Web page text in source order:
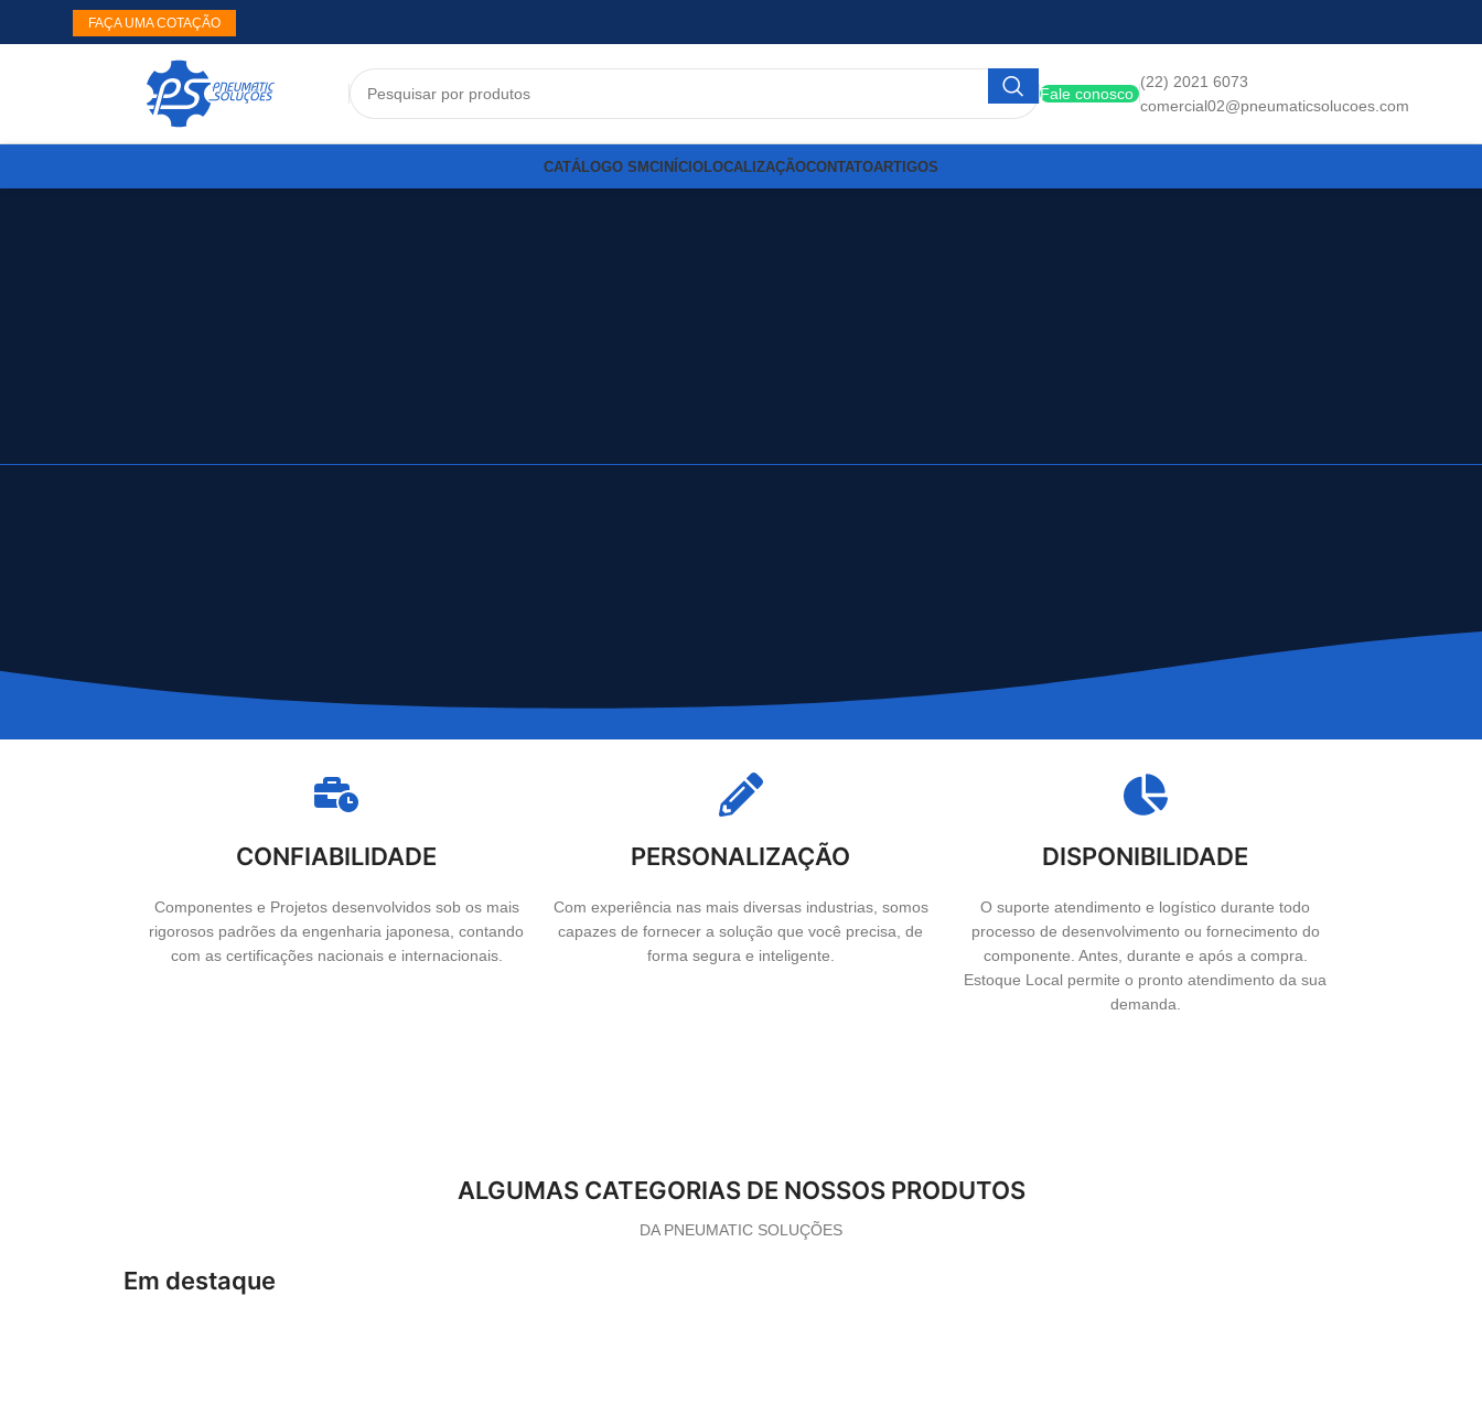
FAÇA UMA COTAÇÃO
Fale conosco
(22) 2021 6073
comercial02@pneumaticsolucoes.com
CATÁLOGO SMCINÍCIOLOCALIZAÇÃOCONTATOARTIGOS
CONFIABILIDADE
Componentes e Projetos desenvolvidos sob os mais
rigorosos padrões da engenharia japonesa, contando
com as certificações nacionais e internacionais.
PERSONALIZAÇÃO
Com experiência nas mais diversas industrias, somos
capazes de fornecer a solução que você precisa, de
forma segura e inteligente.
DISPONIBILIDADE
O suporte atendimento e logístico durante todo
processo de desenvolvimento ou fornecimento do
componente. Antes, durante e após a compra.
Estoque Local permite o pronto atendimento da sua
demanda.
ALGUMAS CATEGORIAS DE NOSSOS PRODUTOS
DA PNEUMATIC SOLUÇÕES
Em destaque